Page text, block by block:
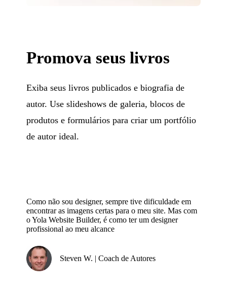
Promova seus livros
Exiba seus livros publicados e biografia de
autor. Use slideshows de galeria, blocos de
produtos e formulários para criar um portfólio
de autor ideal.
Como não sou designer, sempre tive dificuldade em
encontrar as imagens certas para o meu site. Mas com
o Yola Website Builder, é como ter um designer
profissional ao meu alcance
Steven W. | Coach de Autores